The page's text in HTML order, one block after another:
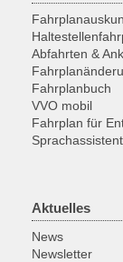
Abfahrten &
Fahrplanbuch
VVO mobil
Fahrplan für
Aktuelles
News
Newsletter